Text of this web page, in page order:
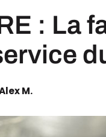
: La
M.